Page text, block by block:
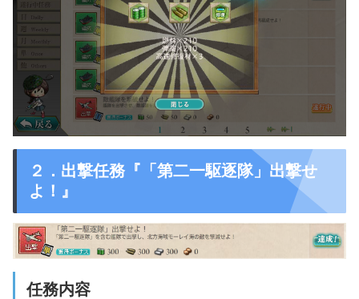
２．出撃任務『「第二一駆逐隊」出撃せ
よ！』
任務内容